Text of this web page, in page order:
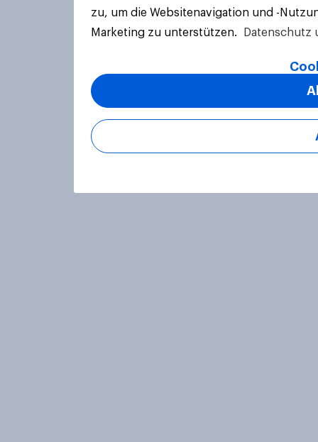
zu, um die Websitenavigation und -
Marketing zu unterstützen.
Datenschutz